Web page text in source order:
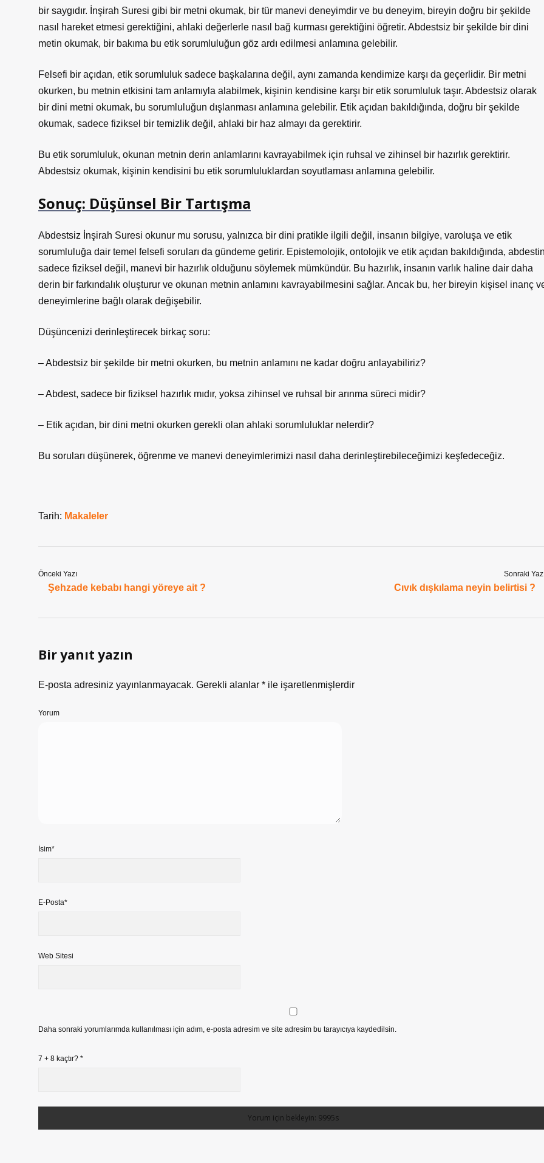
bir saygıdır. İnşirah Suresi gibi bir metni okumak, bir tür manevi deneyimdir ve bu deneyim, bireyin doğru bir şekilde
nasıl hareket etmesi gerektiğini, ahlaki değerlerle nasıl bağ kurması gerektiğini öğretir. Abdestsiz bir şekilde bir dini
metin okumak, bir bakıma bu etik sorumluluğun göz ardı edilmesi anlamına gelebilir.
Felsefi bir açıdan, etik sorumluluk sadece başkalarına değil, aynı zamanda kendimize karşı da geçerlidir. Bir metni
okurken, bu metnin etkisini tam anlamıyla alabilmek, kişinin kendisine karşı bir etik sorumluluk taşır. Abdestsiz olarak
bir dini metni okumak, bu sorumluluğun dışlanması anlamına gelebilir. Etik açıdan bakıldığında, doğru bir şekilde
okumak, sadece fiziksel bir temizlik değil, ahlaki bir haz almayı da gerektirir.
Bu etik sorumluluk, okunan metnin derin anlamlarını kavrayabilmek için ruhsal ve zihinsel bir hazırlık gerektirir.
Abdestsiz okumak, kişinin kendisini bu etik sorumluluklardan soyutlaması anlamına gelebilir.
Sonuç: Düşünsel Bir Tartışma
Abdestsiz İnşirah Suresi okunur mu sorusu, yalnızca bir dini pratikle ilgili değil, insanın bilgiye, varoluşa ve etik
sorumluluğa dair temel felsefi soruları da gündeme getirir. Epistemolojik, ontolojik ve etik açıdan bakıldığında,
sadece fiziksel değil, manevi bir hazırlık olduğunu söylemek mümkündür. Bu hazırlık, insanın varlık haline dair daha
derin bir farkındalık oluşturur ve okunan metnin anlamını kavrayabilmesini sağlar. Ancak bu, her bireyin kişisel inanç
deneyimlerine bağlı olarak değişebilir.
Düşüncenizi derinleştirecek birkaç soru:
– Abdestsiz bir şekilde bir metni okurken, bu metnin anlamını ne kadar doğru anlayabiliriz?
– Abdest, sadece bir fiziksel hazırlık mıdır, yoksa zihinsel ve ruhsal bir arınma süreci midir?
– Etik açıdan, bir dini metni okurken gerekli olan ahlaki sorumluluklar nelerdir?
Bu soruları düşünerek, öğrenme ve manevi deneyimlerimizi nasıl daha derinleştirebileceğimizi keşfedeceğiz.
Tarih: Makaleler
Önceki Yazı
Şehzade kebabı hangi yöreye ait ?
Sonraki
Cıvık dışkılama neyin belirtisi ?
Bir yanıt yazın
E-posta adresiniz yayınlanmayacak. Gerekli alanlar * ile işaretlenmişlerdir
Yorum
İsim*
E-Posta*
Web Sitesi
Daha sonraki yorumlarımda kullanılması için adım, e-posta adresim ve site adresim bu tarayıcıya kaydedilsin.
7 + 8 kaçtır? *